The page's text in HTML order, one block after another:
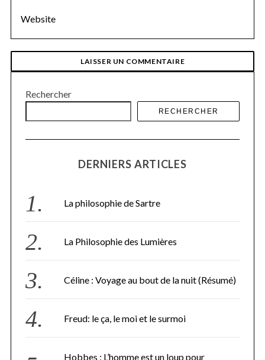
Rechercher
RECHERCHER
DERNIERS ARTICLES
La philosophie de Sartre
La Philosophie des Lumières
Céline : Voyage au bout de la nuit (Résumé)
Freud: le ça, le moi et le surmoi
Hobbes : L’homme est un loup pour
r
f